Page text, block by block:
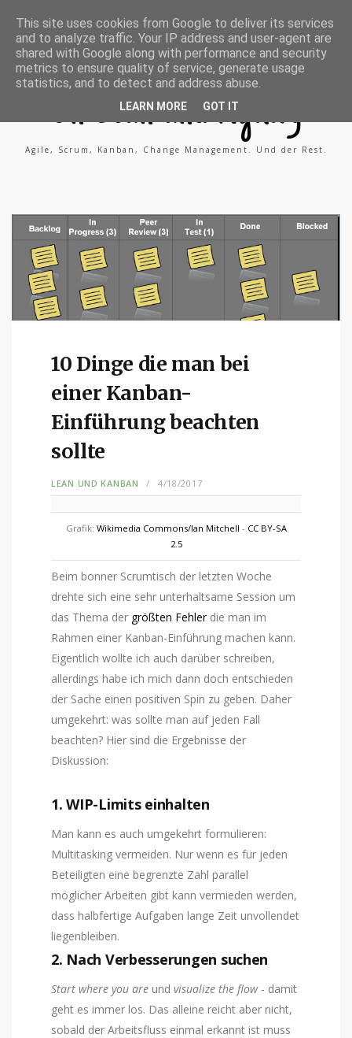
A
g
i
l
e
P
s
X
n
g
L
i
n
k
e
d
On Lean and Agility
Agile, Scrum, Kanban, Change Management. Und der Rest.
10 Dinge die man bei
einer Kanban-
Einführung beachten
sollte
LEAN UND KANBAN 4/18/2017
Grafik: Wikimedia Commons/Ian Mitchell - CC BY-SA
2.5
Beim bonner Scrumtisch der letzten Woche
drehte sich eine sehr unterhaltsame Session um
das Thema der größten Fehlerdie man im
Rahmen einer Kanban-Einführung machen kann.
Eigentlich wollte ich auch darüber schreiben,
allerdings habe ich mich dann doch entschieden
der Sache einen positiven Spin zu geben. Daher
umgekehrt: was sollte man auf jeden Fall
beachten? Hier sind die Ergebnisse der
Diskussion:
1. WIP-Limits einhalten
Man kann es auch umgekehrt formulieren:
Multitasking vermeiden. Nur wenn es für jeden
Beteiligten eine begrenzte Zahl parallel
möglicher Arbeiten gibt kann vermieden werden,
dass halbfertige Aufgaben lange Zeit unvollendet
liegenbleiben.
2. Nach Verbesserungen suchen
Start where you are und visualize the flow- damit
geht es immer los. Das alleine reicht aber nicht,
sobald der Arbeitsfluss einmal erkannt ist muss
This site uses cookies from Google to deliver its services
and to analyze traffic. Your IP address and user-agent are
shared with Google along with performance and security
metrics to ensure quality of service, generate usage
statistics, and to detect and address abuse.
LEARN MORE GOT IT